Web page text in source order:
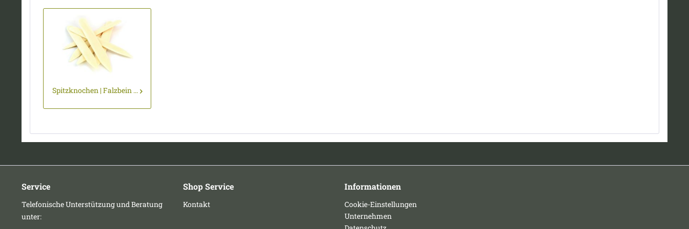
Spitzknochen | Falzbein ...
Service
Telefonische Unterstützung und Beratung
unter:
Shop Service
Kontakt
Informationen
Cookie-Einstellungen
Unternehmen